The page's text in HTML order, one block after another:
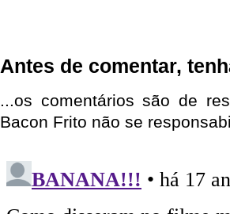
Antes de comentar,
...os comentários são de
Bacon Frito não se